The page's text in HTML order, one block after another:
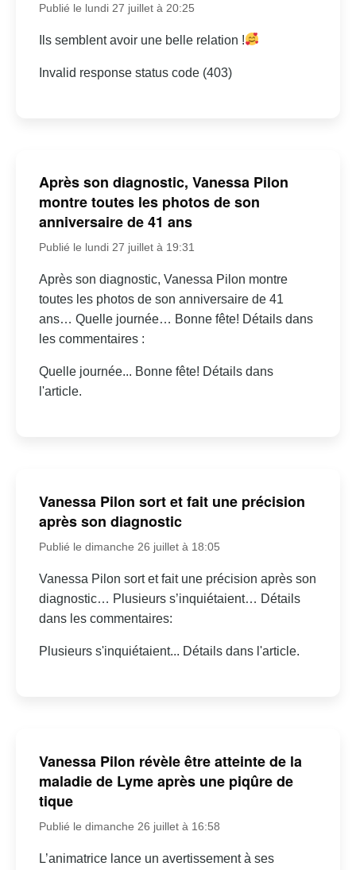
Publié le lundi 27 juillet à 20:25
Ils semblent avoir une belle relation !
Invalid response status code (403)
Après son diagnostic, Vanessa Pilon
montre toutes les photos de son
anniversaire de 41 ans
Publié le lundi 27 juillet à 19:31
Après son diagnostic, Vanessa Pilon montre
toutes les photos de son anniversaire de 41
ans… Quelle journée… Bonne fête! Détails dans
les commentaires :
Quelle journée... Bonne fête! Détails dans
l'article.
Vanessa Pilon sort et fait une précision
après son diagnostic
Publié le dimanche 26 juillet à 18:05
Vanessa Pilon sort et fait une précision après son
diagnostic… Plusieurs s’inquiétaient… Détails
dans les commentaires:
Plusieurs s'inquiétaient... Détails dans l'article.
Vanessa Pilon révèle être atteinte de la
maladie de Lyme après une piqûre de
tique
Publié le dimanche 26 juillet à 16:58
L’animatrice lance un avertissement à ses